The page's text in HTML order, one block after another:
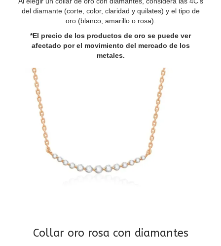
del diamante (corte, color, claridad y quilates) y el tipo de
oro (blanco, amarillo o rosa).
*El precio de los productos de oro se puede ver
afectado por el movimiento del mercado de los
metales.
Collar oro rosa con diamantes